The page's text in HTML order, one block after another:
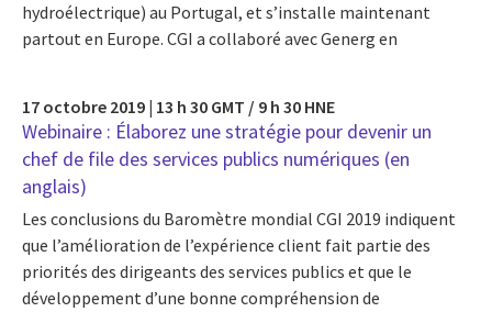
hydroélectrique) au Portugal, et s’installe maintenant
partout en Europe. CGI a collaboré avec Generg en
17 octobre 2019 | 13 h 30 GMT / 9 h 30 HNE
Webinaire : Élaborez une stratégie pour devenir un
chef de file des services publics numériques (en
anglais)
Les conclusions du Baromètre mondial CGI 2019 indiquent
que l’amélioration de l’expérience client fait partie des
priorités des dirigeants des services publics et que le
développement d’une bonne compréhension de